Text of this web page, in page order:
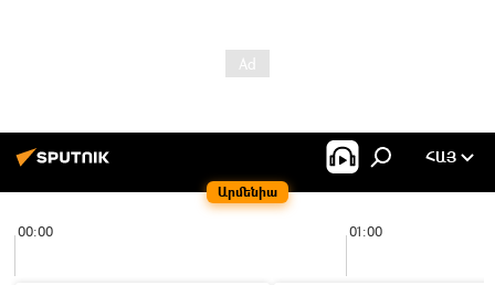
Արմենիա
ՀԱՅ
00:00 01:00